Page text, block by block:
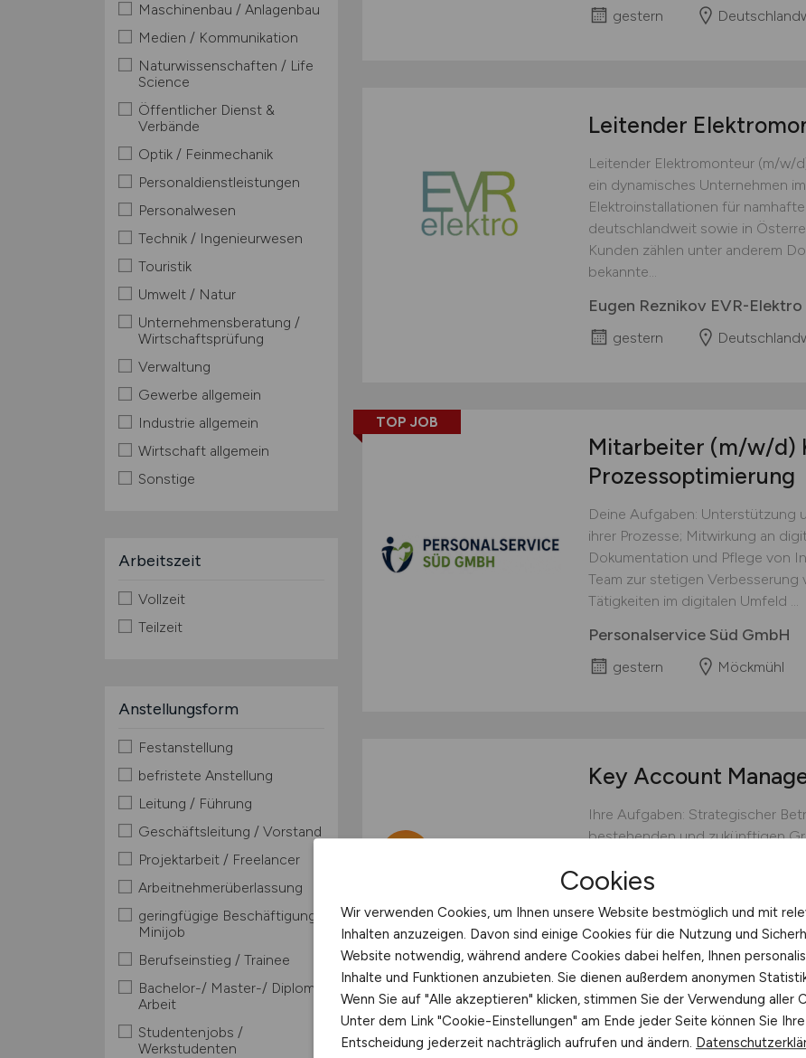
Maschinenbau / Anlagenbau
Medien / Kommunikation
Naturwissenschaften / Life
Science
Öffentlicher Dienst &
Verbände
Optik / Feinmechanik
Personaldienstleistungen
Personalwesen
Technik / Ingenieurwesen
Touristik
Umwelt / Natur
Unternehmensberatung /
Wirtschaftsprüfung
Verwaltung
Gewerbe allgemein
Industrie allgemein
Wirtschaft allgemein
Sonstige
Arbeitszeit
Vollzeit
Teilzeit
Anstellungsform
Festanstellung
befristete Anstellung
Leitung / Führung
Geschäftsleitung / Vorstand
Projektarbeit / Freelancer
Arbeitnehmerüberlassung
geringfügige Beschäftigung /
Minijob
Berufseinstieg / Trainee
Bachelor-/ Master-/ Diplom-
Arbeit
Studentenjobs /
Werkstudenten
gestern
Leitender
Leitender Elektromonteur (m/w/
ein dynamisches Unternehmen
Elektroinstallationen für
deutschlandweit sowie in
Kunden zählen unter anderem
bekannte...
Eugen Reznikov EVR-Elektro
gestern
TOP JOB
Mitarbeiter (m/w/d)
Prozessoptimierung
Deine Aufgaben: Unterstützung
ihrer Prozesse; Mitwirkung an
Dokumentation und Pflege von
Team zur stetigen Verbesserung
Tätigkeiten im digitalen Umfeld ...
Personalservice Süd GmbH
gestern Möckmühl
Key Account
Ihre Aufgaben: Strategischer
bestehenden und zukünftigen
Ergebnisorientierung zur
Marktanteil; Umsetzung von
Analyse von Verkaufs-KPI´s je
(Produkt / Menge / Preis / Netto /
Sumi Agro
Außendienst
Cookies
Wir verwenden Cookies, um Ihnen unsere Website bestmöglich und mit
Inhalten anzuzeigen. Davon sind einige Cookies für die Nutzung und
Website notwendig, während andere Cookies dabei helfen, Ihnen
Inhalte und Funktionen anzubieten. Sie dienen außerdem anonymen
Wenn Sie auf "Alle akzeptieren" klicken, stimmen Sie der Verwendung aller
Unter dem Link "Cookie-Einstellungen" am Ende jeder Seite können Sie Ihre
Entscheidung jederzeit nachträglich aufrufen und ändern.